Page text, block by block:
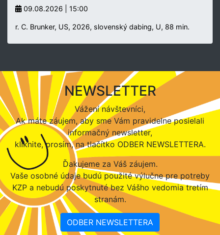
09.08.2026 | 15:00
r. C. Brunker, US, 2026, slovenský dabing, U, 88 min.
NEWSLETTER
Vážení návštevníci,
Ak máte záujem, aby sme Vám pravidelne posielali
informačný newsletter,
kliknite, prosím, na tlačítko ODBER NEWSLETTERA.
Ďakujeme za Váš záujem.
Vaše osobné údaje budú použité výlučne pre potreby
KZP a nebudú poskytnuté bez Vášho vedomia tretím
stranám.
ODBER NEWSLETTERA